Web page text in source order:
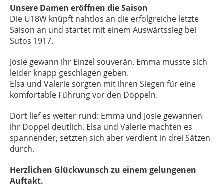
Unsere Damen eröffnen die Saison
Die U18W knüpft nahtlos an die erfolgreiche letzte
Saison an und startet mit einem Auswärtssieg bei
Sutos 1917.
Josie gewann ihr Einzel souverän. Emma musste sich
leider knapp geschlagen geben.
Elsa und Valerie sorgten mit ihren Siegen für eine
komfortable Führung vor den Doppeln.
Dort lief es weiter rund: Emma und Josie gewannen
ihr Doppel deutlich. Elsa und Valerie machten es
spannender, setzten sich aber verdient in drei Sätzen
durch.
Herzlichen Glückwunsch zu einem gelungenen
Auftakt.